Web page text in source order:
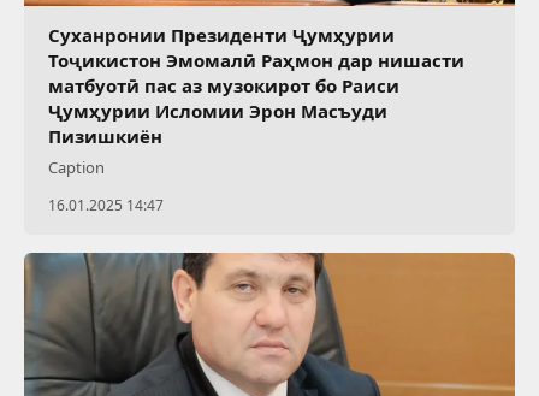
Суханронии Президенти Ҷумҳурии
Тоҷикистон Эмомалӣ Раҳмон дар нишасти
матбуотӣ пас аз музокирот бо Раиси
Ҷумҳурии Исломии Эрон Масъуди
Пизишкиён
Caption
16.01.2025 14:47